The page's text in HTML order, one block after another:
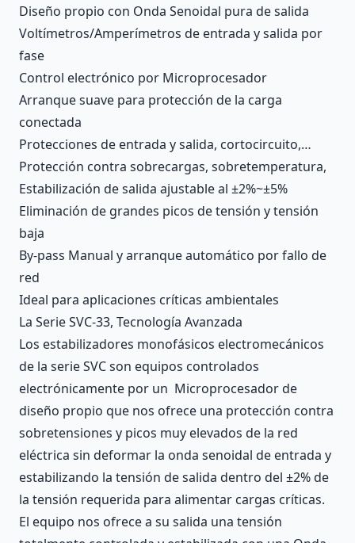
Diseño propio con Onda Senoidal pura de salida
Voltímetros/Amperímetros de entrada y salida por
fase
Control electrónico por Microprocesador
Arranque suave para protección de la carga
conectada
Protecciones de entrada y salida, cortocircuito,…
Protección contra sobrecargas, sobretemperatura,
Estabilización de salida ajustable al ±2%~±5%
Eliminación de grandes picos de tensión y tensión
baja
By-pass Manual y arranque automático por fallo de
red
Ideal para aplicaciones críticas ambientales
La Serie SVC-33, Tecnología Avanzada
Los estabilizadores monofásicos electromecánicos
de la serie SVC son equipos controlados
electrónicamente por un Microprocesador de
diseño propio que nos ofrece una protección contra
sobretensiones y picos muy elevados de la red
eléctrica sin deformar la onda senoidal de entrada y
estabilizando la tensión de salida dentro del ±2% de
la tensión requerida para alimentar cargas críticas.
El equipo nos ofrece a su salida una tensión